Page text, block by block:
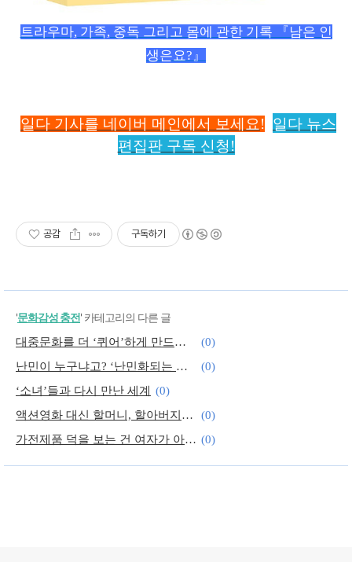
트라우마, 가족, 중독 그리고 몸에 관한 기록 『남은 인
생은요?』
일다 기사를 네이버 메인에서 보세요 ! 일다 뉴스
편집판 구독 신청!
공감 구독하기
'문화감성 충전' 카테고리의 다른 글
대중문화를 더 ‘퀴어’하게 만드는 방법
(0)
난민이 누구냐고? ‘난민화되는 삶’을 살펴보길
(0)
‘소녀’들과 다시 만난 세계
(0)
액션영화 대신 할머니, 할아버지를 찍는 이유
(0)
가전제품 덕을 보는 건 여자가 아니라 기업 (0)
엄마됨과 작가됨은 양립할 수 있을까
(0)